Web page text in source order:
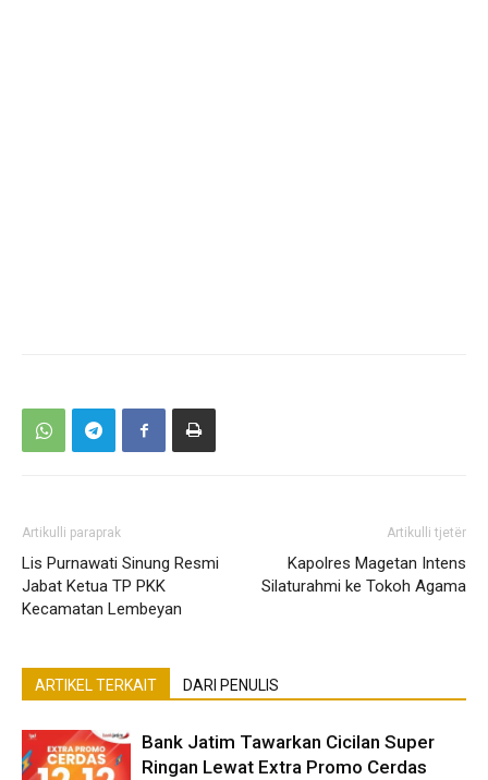
Artikulli paraprak
Lis Purnawati Sinung Resmi
Jabat Ketua TP PKK
Kecamatan Lembeyan
Artikulli tjetër
Kapolres Magetan Intens
Silaturahmi ke Tokoh Agama
ARTIKEL TERKAIT DARI PENULIS
Bank Jatim Tawarkan Cicilan Super
Ringan Lewat Extra Promo Cerdas